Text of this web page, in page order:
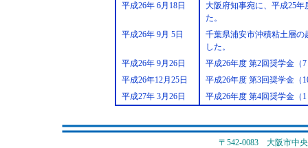
平成26年 6月18日
平成26年 9月 5日
平成26年 9月26日
平成26年12月25日
平成27年 3月26日
大阪府知事宛に、平成25
た。
千葉県浦安市沖積粘土層
した。
平成26年度 第2回奨学金（
平成26年度 第3回奨学金（
平成26年度 第4回奨学金（
〒542-0083 大阪市中